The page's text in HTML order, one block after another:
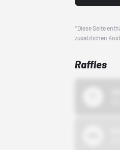
*Diese Seite
zusätzlichen
Raffles